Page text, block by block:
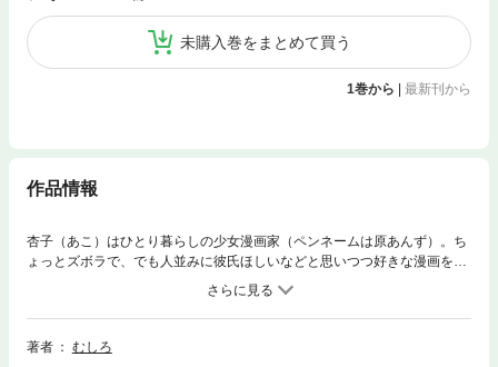
未購入巻をまとめて買う
1巻から 最新刊から
作品情報
杏子（あこ）はひとり暮らしの少女漫画家（ペンネームは原あんず）。ち
ょっとズボラで、でも人並みに彼氏ほしいなどと思いつつ好きな漫画を描
いて楽しく生きている。 ある日、隣に住んでる得体の知れない陰キャな
男・黒瀬に、なぜか夕飯代わりの「ゆで卵」を分けてあげることに。けれ
ど相手は杏子のオデコを指さし、「似てるよｗ あんたｗ『ゆで卵』にｗ
ｗｗ」などと言う失礼大千万男だった！ 怒（いか）れる杏子のもとへ今
著者
むしろ